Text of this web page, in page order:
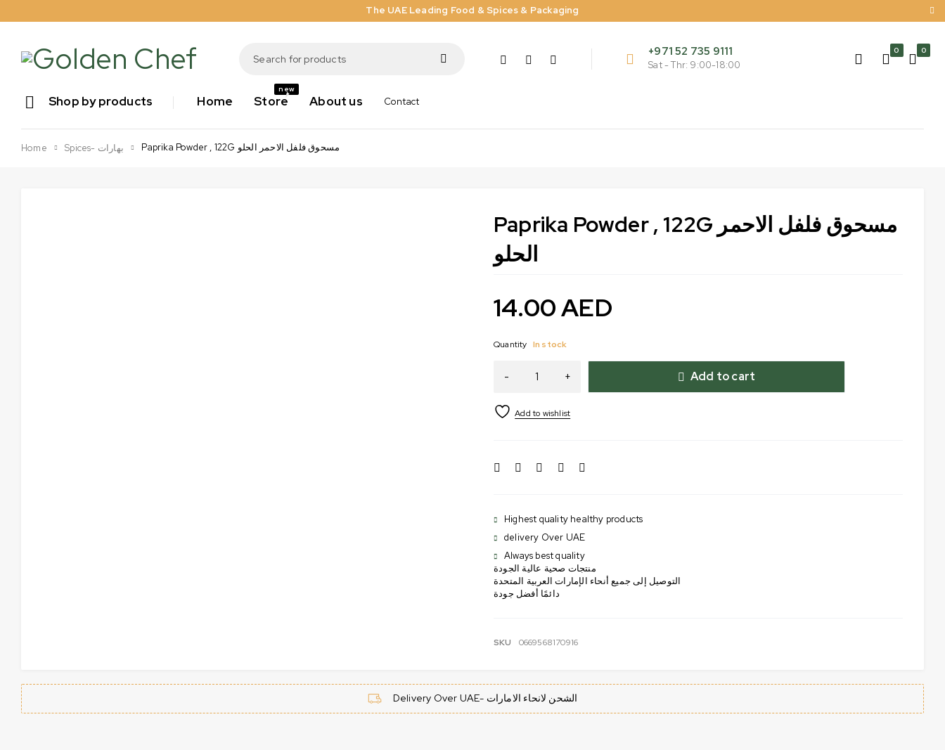
The UAE Leading Food & Spices & Packaging
+971 52 735 9111
Sat - Thr: 9:00-18:00
0 0
Shop by products Home Store
new
About us Contact
Home Spices- بهارات Paprika Powder , 122G مسحوق فلفل الاحمر الحلو
Paprika Powder , 122G مسحوق فلفل الاحمر
الحلو
Highest quality healthy products
delivery Over UAE
Always best quality
منتجات صحية عالية الجودة
التوصيل إلى جميع أنحاء الإمارات العربية المتحدة
دائمًا أفضل جودة
14.00AED
Quantity In stock
Add to cart
SKU 0669568170916
Delivery Over UAE- الشحن لانحاء الامارات